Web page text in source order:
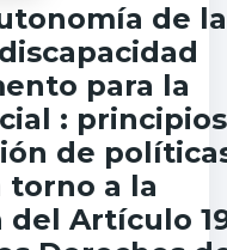
de
para la
: principios
de
torno a la
Artículo